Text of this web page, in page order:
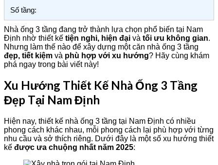
Số tầng:
Nhà ống 3 tầng đang trở thành lựa chọn phổ biến tại Nam
Định nhờ thiết kế tiện nghi, hiện đại và tối ưu không gian.
Nhưng làm thế nào để xây dựng một căn nhà ống 3 tầng
đẹp, tiết kiệm và phù hợp với xu hướng? Hãy cùng khám
phá ngay trong bài viết này!
Xu Hướng Thiết Kế Nhà Ống 3 Tầng
Đẹp Tại Nam Định
Hiện nay, thiết kế nhà ống 3 tầng tại Nam Định có nhiều
phong cách khác nhau, mỗi phong cách lại phù hợp với từng
nhu cầu và sở thích riêng. Dưới đây là một số xu hướng thiết
kế được ưa chuộng nhất năm 2025: